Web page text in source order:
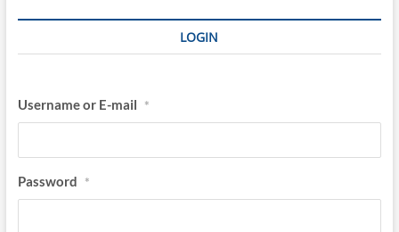
N
n
t
n
LOGIN
Username or E-mail *
Password *